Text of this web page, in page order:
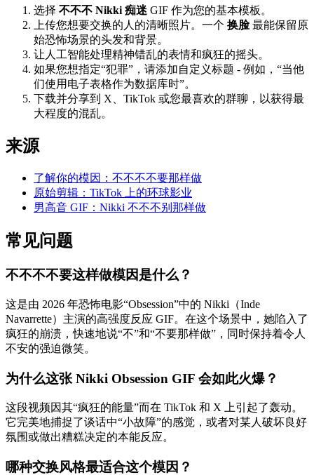
选择 不不不 Nikki 痴迷 GIF 作为您的基本模板。
上传您想要交换的人的清晰照片。一个 换脸最能保留原
始恐怖场景的头发和背景。
让人工智能处理精神错乱的表情和疯狂的摇头。
如果您想指定“犯罪”，请添加自定义标题 - 例如，“当他
们使用电子表格作为数据库时”。
下载并分享到 X、TikTok 或您最喜欢的群聊，以获得最
大程度的混乱。
来源
了解你的模因：不不不不要那样做
原始剪辑：TikTok 上的环球影业
男高音 GIF：Nikki 不不不别那样做
常见问题
不不不不要这样做模因是什么？
这是由 2026 年恐怖电影“Obsession”中的 Nikki（Inde
Navarrette）主演的高强度反应 GIF。在这个场景中，她陷入了
疯狂的崩溃，快速地说“不”和“不要那样做”，同时保持着令人
不安的强迫微笑。
为什么这张 Nikki Obsession GIF 会如此火爆？
这段视频因其“疯狂的能量”而在 TikTok 和 X 上引起了轰动。
它完美地捕捉了谈话中“小故障”的感觉，或者对某人破坏良好
氛围或做出糟糕决定的本能反应。
哪种交换风格最适合这个模因？